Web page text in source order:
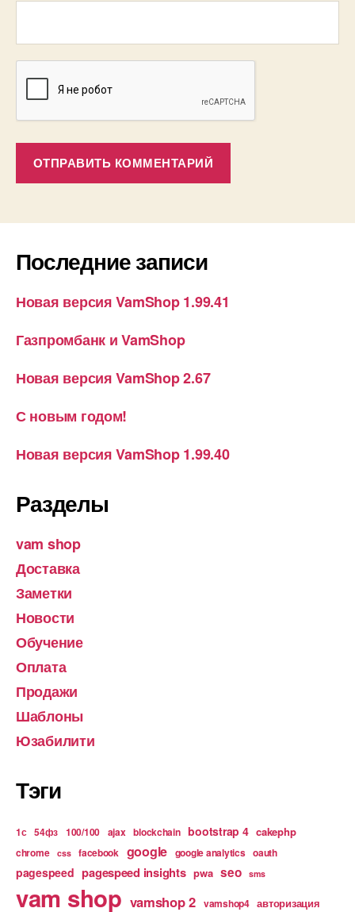
Последние записи
Новая версия VamShop 1.99.41
Газпромбанк и VamShop
Новая версия VamShop 2.67
С новым годом!
Новая версия VamShop 1.99.40
Разделы
vam shop
Доставка
Заметки
Новости
Обучение
Оплата
Продажи
Шаблоны
Юзабилити
Тэги
1с 54фз 100/100 ajax blockchain bootstrap 4 cakephp
chrome css facebook google google analytics oauth
pagespeed pagespeed insights pwa seo sms
vam shop vamshop 2 vamshop4 авторизация